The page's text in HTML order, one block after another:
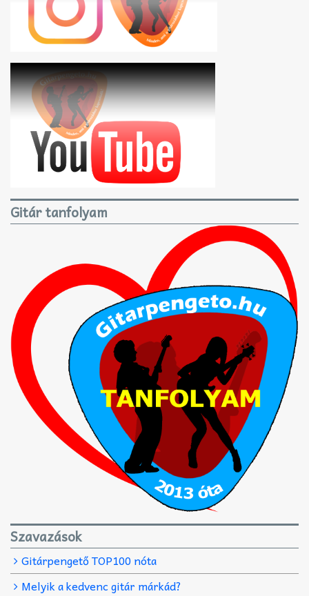
Gitár tanfolyam
Szavazások
Gitárpengető TOP100 nóta
Melyik a kedvenc gitár márkád?